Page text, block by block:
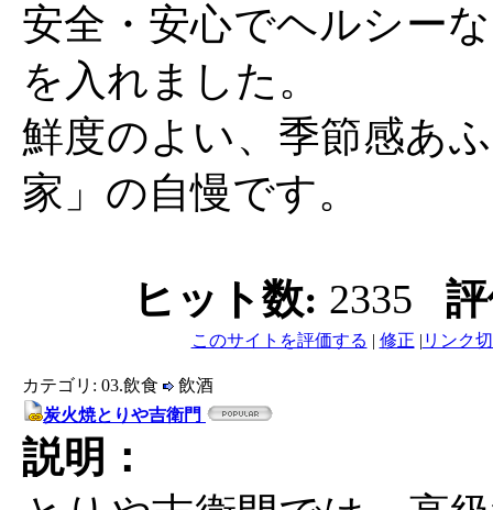
安全・安心でヘルシー
を入れました。
鮮度のよい、季節感あ
家」の自慢です。
ヒット数: 2335
このサイトを評価する | 修正 | リンク
カテゴリ: 03.飲食
飲酒
炭火焼とりや吉衛門
説明：